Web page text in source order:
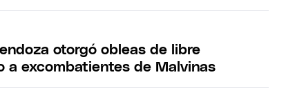
otorgó obleas de libre
a excombatientes de Malvinas